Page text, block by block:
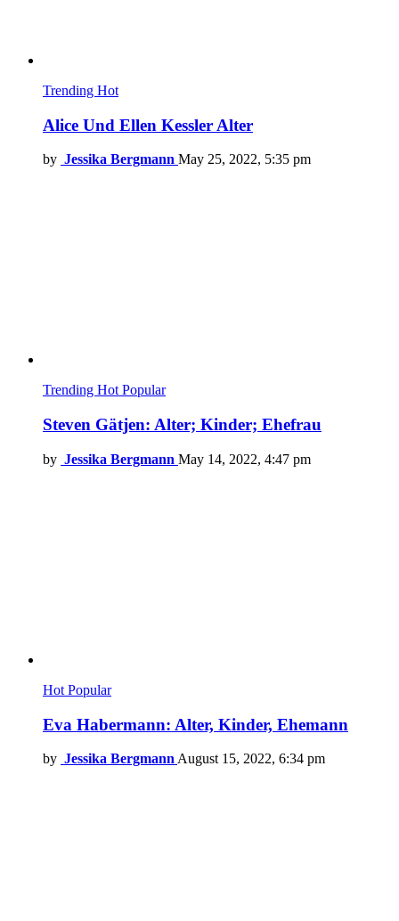
Trending Hot
Alice Und Ellen Kessler Alter
by Jessika Bergmann May 25, 2022, 5:35 pm
Trending HotPopular
Steven Gätjen: Alter; Kinder; Ehefrau
by Jessika Bergmann May 14, 2022, 4:47 pm
Hot Popular
Eva Habermann: Alter, Kinder, Ehemann
by Jessika Bergmann August 15, 2022, 6:34 pm